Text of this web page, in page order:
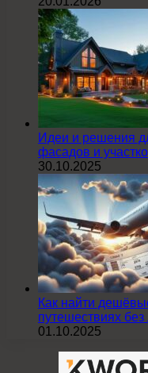
Идеи и решения
фасадов и
30.10.2025
Как найти
путешествиях
01.10.2025